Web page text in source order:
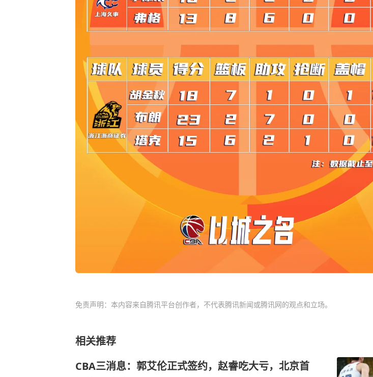
免责声明：本内容来自腾讯平台创作者，不代表腾讯新闻或腾讯网的观点和立场。
相关推荐
CBA三消息：郭艾伦正式签约，赵睿吃大亏，北京首